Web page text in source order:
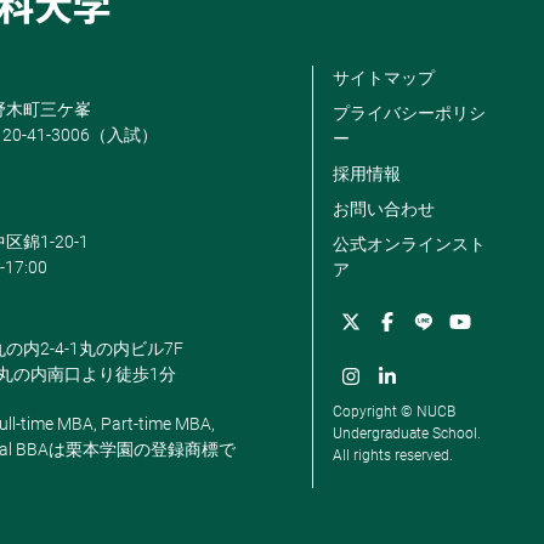
木町三ケ峯
41-3006（入試）
錦1-20-1
17:00
内2-4-1丸の内ビル7F
の内南口より徒歩1分
time MBA, Part-time MBA,
BBAは栗本学園の登録商標で
サイトマップ
プライバシーポリシ
ー
採用情報
お問い合わせ
公式オンラインスト
ア
Copyright © NUCB
Undergraduate School.
All rights reserved.